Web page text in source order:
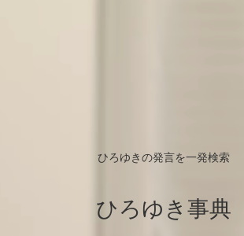
ひろゆきの発言を一発検索
ひろゆき事典